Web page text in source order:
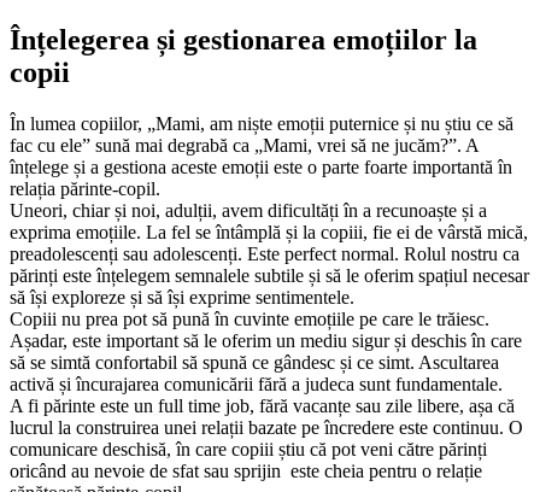
Înțelegerea și gestionarea emoțiilor la
copii
În lumea copiilor, „Mami, am niște emoții puternice și nu știu ce să
fac cu ele” sună mai degrabă ca „Mami, vrei să ne jucăm?”. A
înțelege și a gestiona aceste emoții este o parte foarte importantă în
relația părinte-copil.
Uneori, chiar și noi, adulții, avem dificultăți în a recunoaște și a
exprima emoțiile. La fel se întâmplă și la copiii, fie ei de vârstă mică,
preadolescenți sau adolescenți. Este perfect normal. Rolul nostru ca
părinți este înțelegem semnalele subtile și să le oferim spațiul necesar
să își exploreze și să își exprime sentimentele.
Copiii nu prea pot să pună în cuvinte emoțiile pe care le trăiesc.
Așadar, este important să le oferim un mediu sigur și deschis în care
să se simtă confortabil să spună ce gândesc și ce simt. Ascultarea
activă și încurajarea comunicării fără a judeca sunt fundamentale.
A fi părinte este un full time job, fără vacanțe sau zile libere, așa că
lucrul la construirea unei relații bazate pe încredere este continuu. O
comunicare deschisă, în care copiii știu că pot veni către părinți
oricând au nevoie de sfat sau sprijin este cheia pentru o relație